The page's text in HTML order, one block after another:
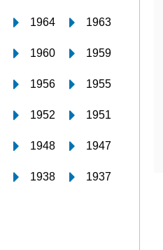
1964 1963
1960 1959
1956 1955
1952 1951
1948 1947
1938 1937